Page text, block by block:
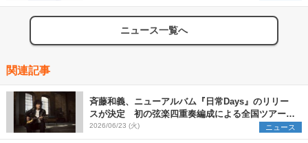
ニュース一覧へ
関連記事
斉藤和義、ニューアルバム『日常Days』のリリー
スが決定 初の弦楽四重奏編成による全国ツアーの
詳細も明らかに
2026/06/23 (火) ニュース